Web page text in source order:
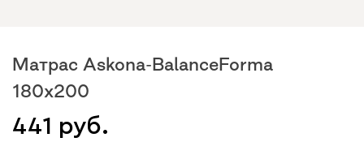
Матрас Askona-BalanceForma
180x200
441